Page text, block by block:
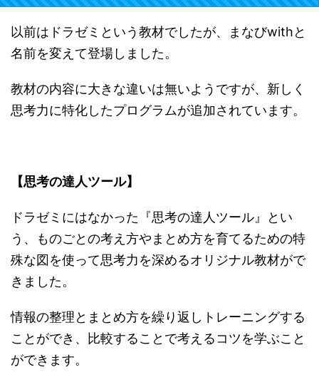
以前はドラゼミという教材でしたが、まなびwithと
名前を変えて登場しました。
教材の内容に大きな違いは無いようですが、新しく
思考力に特化したプログラムが追加されています。
【思考の達人ツール】
ドラゼミにはなかった『思考の達人ツール』とい
う、ものごとの考え方やまとめ方を育てるための特
殊な図を使って思考力を深めるオリジナル教材がで
きました。
情報の整理とまとめ方を繰り返しトレーニングする
ことができ、比較することで考えるコツを学ぶこと
ができます。